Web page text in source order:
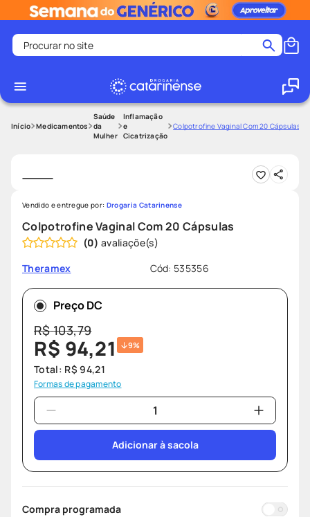
Procurar no site
1
5º
shampoo
6º
tadalafila
7º
lenço umedecido
8º
sabonete liquido
9º
desodorante
10º
Medicamentos
Saúde
da
Mulher
Inflamação
e
Cicatrização
Colpotrofine Vaginal Com 20 Cápsulas
Colpotrofine Vaginal Com 20 Cápsulas
(0)
Theramex
Cód: 535356
Vendido e entregue por: Drogaria Catarinense
Preço DC
R$103,79
R$ 94,21 9%
Total: R$ 94,21
Formas de pagamento
Adicionar à sacola
Compra programada